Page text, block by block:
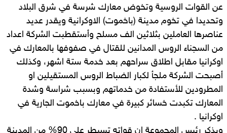
عن القوات الروسية وتخوض معارك شرسة في شرق البلاد
وتحديدا في تخوم مدينة (باخموت) الاوكرانية ويقدر عديد
عناصرها العاملين بثلاثين الف مسلح وأستقطبت الشركة اعداد
من السجناء الروس المدانين للقتال في صفوفها بالمعارك في
اوكرانيا مقابل اطلاق سراحهم بعد خدمة ستة اشهر، وكذلك
أصبحت الشركة ملجأ لكبار الضباط الروس المستقيلين او
المطرودين للأستفادة من خدماتهم وبسبب شراسة وشدة
المعارك تكبدت خسائر كبيرة في معارك باخموت الجارية في
اوكرانيا .
ويذكر رئيس المجموعة ان قواته تسيطر على 90% من المدينة